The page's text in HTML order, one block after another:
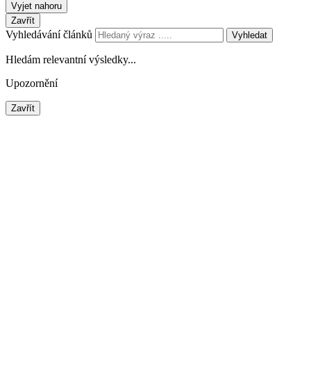
Vyjet nahoru
Zavřít
Vyhledávání článků Vyhledat
Hledám relevantní výsledky...
Upozornění
Zavřít